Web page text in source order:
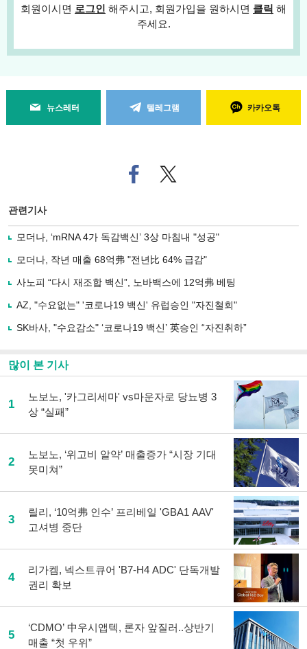
회원이시면 로그인 해주시고, 회원가입을 원하시면 클릭 해
주세요.
뉴스레터 텔레그램 카카오톡
페
이
로
기
사
유
기
트위
터로
관련기사
모더나, ‘mRNA 4가 독감백신’ 3상 마침내 "성공"
모더나, 작년 매출 68억弗 "전년比 64% 급감"
사노피 “다시 재조합 백신”, 노바백스에 12억弗 베팅
AZ, "수요없는" '코로나19 백신' 유럽승인 "자진철회"
SK바사, "수요감소" ‘코로나19 백신’ 英승인 “자진취하”
많이 본 기사
1
노보노, '카그리세마' vs마운자로 당뇨병 3
상 “실패”
2
노보노, ‘위고비 알약’ 매출증가 “시장 기대
못미쳐”
3
릴리, ‘10억弗 인수’ 프리베일 'GBA1 AAV'
고셔병 중단
4
리가켐, 넥스트큐어 'B7-H4 ADC' 단독개발
권리 확보
5
‘CDMO’ 中우시앱텍, 론자 앞질러..상반기
매출 “첫 우위”